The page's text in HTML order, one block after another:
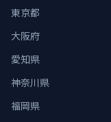
東京都
大阪府
愛知県
神奈川県
福岡県